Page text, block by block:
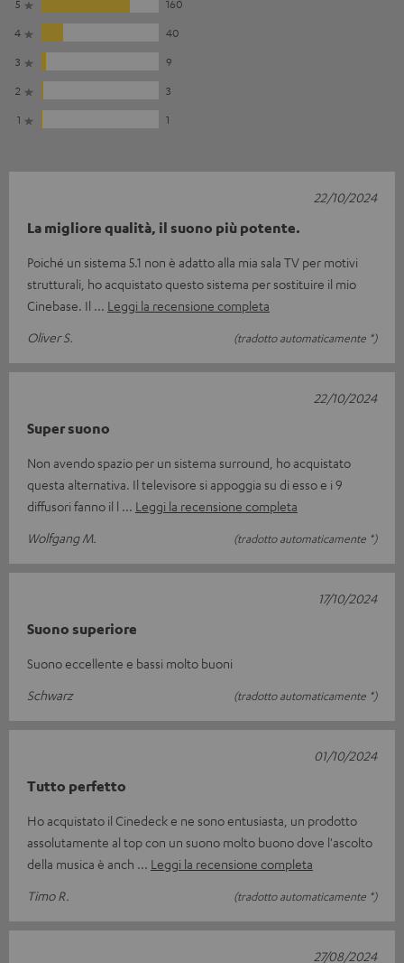
5
160
4
40
3
9
2
3
1
1
La migliore qualità, il suono più potente.
Poiché un sistema 5.1 non è adatto alla mia sala TV per motivi
strutturali, ho acquistato questo sistema per sostituire il mio
Cinebase. Il
Leggi la recensione completa
Oliver S.
(tradotto automaticamente *)
22/10/2024
Super suono
Non avendo spazio per un sistema surround, ho acquistato
questa alternativa. Il televisore si appoggia su di esso e i 9
diffusori fanno il l
Leggi la recensione completa
Wolfgang M.
(tradotto automaticamente *)
22/10/2024
Suono superiore
Suono eccellente e bassi molto buoni
Schwarz
(tradotto automaticamente *)
17/10/2024
Tutto perfetto
Ho acquistato il Cinedeck e ne sono entusiasta, un prodotto
assolutamente al top con un suono molto buono dove l'ascolto
della musica è anch
Leggi la recensione completa
Timo R.
(tradotto automaticamente *)
01/10/2024
27/08/2024